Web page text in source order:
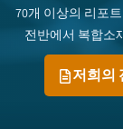
70개 이상의 리포
전반에서 복합소
저희의